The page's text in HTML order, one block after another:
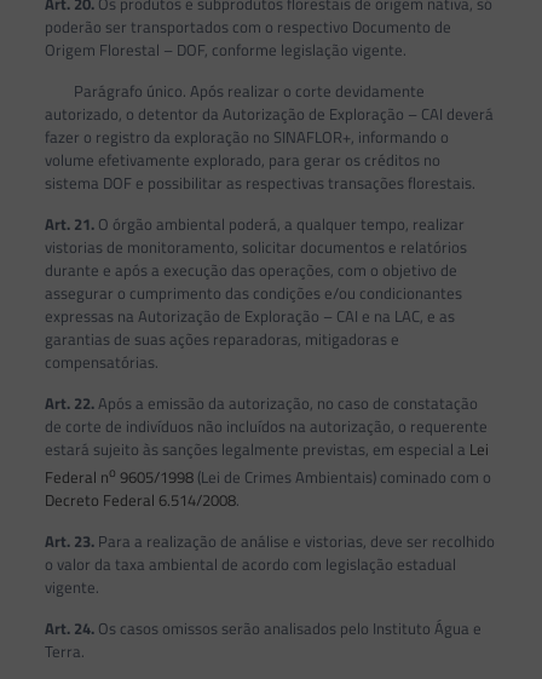
poderão ser transportados com o respectivo Documento de
Origem Florestal – DOF, conforme legislação vigente.
Parágrafo único. Após realizar o corte devidamente
autorizado, o detentor da Autorização de Exploração – CAI deverá
fazer o registro da exploração no SINAFLOR+, informando o
volume efetivamente explorado, para gerar os créditos no
sistema DOF e possibilitar as respectivas transações florestais.
Art. 21. O órgão ambiental poderá, a qualquer tempo, realizar
vistorias de monitoramento, solicitar documentos e relatórios
durante e após a execução das operações, com o objetivo de
assegurar o cumprimento das condições e/ou condicionantes
expressas na Autorização de Exploração – CAI e na LAC, e as
garantias de suas ações reparadoras, mitigadoras e
compensatórias.
Art. 22.Após a emissão da autorização, no caso de constatação
de corte de indivíduos não incluídos na autorização, o requerente
estará sujeito às sanções legalmente previstas, em especial a Lei
Federal no 9605/1998(Lei de Crimes Ambientais) cominado com o
Decreto Federal 6.514/2008.
Art. 23. Para a realização de análise e vistorias, deve ser recolhido
o valor da taxa ambiental de acordo com legislação estadual
vigente.
Art. 24. Os casos omissos serão analisados pelo Instituto Água e
Terra.